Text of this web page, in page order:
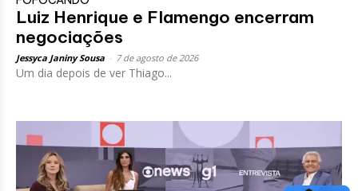
Luiz Henrique e Flamengo encerram
negociações
Jessyca Janiny Sousa 7 de agosto de 2026
Um dia depois de ver Thiago...